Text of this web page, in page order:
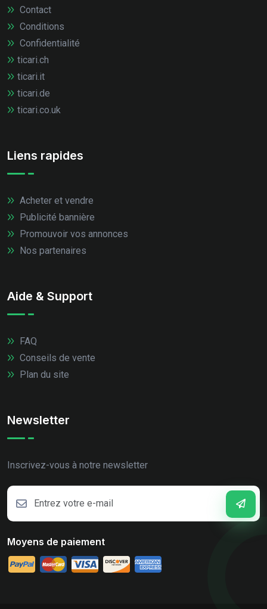
Contact
Conditions
Confidentialité
ticari.ch
ticari.it
ticari.de
ticari.co.uk
Liens rapides
Acheter et vendre
Publicité bannière
Promouvoir vos annonces
Nos partenaires
Aide & Support
FAQ
Conseils de vente
Plan du site
Newsletter
Inscrivez-vous à notre newsletter
Moyens de paiement